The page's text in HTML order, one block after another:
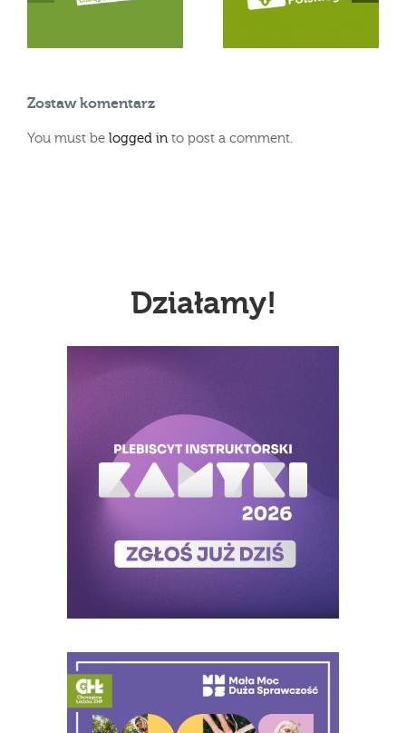
ZHP i Naczelnika ZHP
sprawie sytuacji w
Zostaw komentarz
You must be logged in to post a comment.
Działamy!